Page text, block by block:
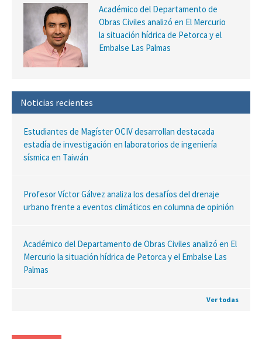
Académico del Departamento de
Obras Civiles analizó en El Mercurio
la situación hídrica de Petorca y el
Embalse Las Palmas
Noticias recientes
Estudiantes de Magíster OCIV desarrollan destacada
estadía de investigación en laboratorios de ingeniería
sísmica en Taiwán
Profesor Víctor Gálvez analiza los desafíos del drenaje
urbano frente a eventos climáticos en columna de opinión
Académico del Departamento de Obras Civiles analizó en El
Mercurio la situación hídrica de Petorca y el Embalse Las
Palmas
Ver todas